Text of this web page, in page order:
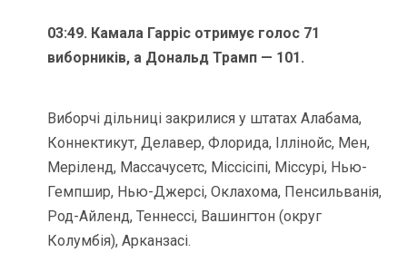
03:49. Камала Гарріс отримує голос 71
виборників, а Дональд Трамп — 101.
Виборчі дільниці закрилися у штатах Алабама,
Коннектикут, Делавер, Флорида, Іллінойс, Мен,
Меріленд, Массачусетс, Міссісіпі, Міссурі, Нью-
Гемпшир, Нью-Джерсі, Оклахома, Пенсильванія,
Род-Айленд, Теннессі, Вашингтон (округ
Колумбія), Арканзасі.